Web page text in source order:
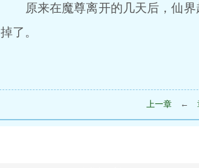
原来在魔尊离开的几天后，仙界
掉了。
上一章 ←